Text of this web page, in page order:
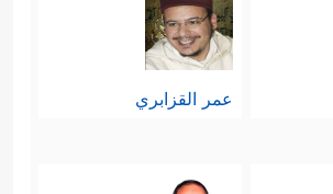
عمر القزابري